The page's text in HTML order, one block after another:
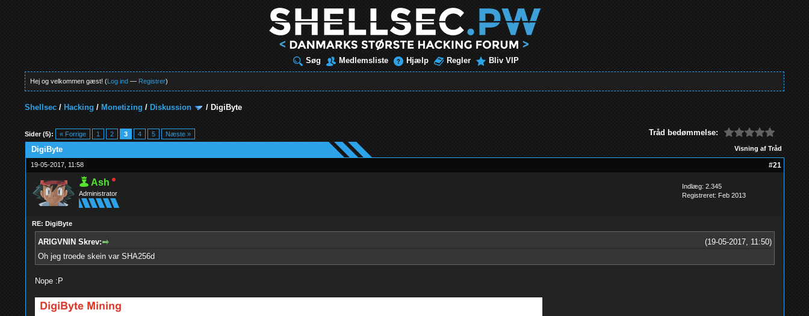
Søg Medlemsliste Hjælp Regler Bliv VIP
Hej og velkommen gæst! (Log ind — Registrer)
Shellsec / Hacking / Monetizing / Diskussion / DigiByte
Sider (5): « Forrige 1 2 3 4 5 Næste » Tråd bedømmelse:
0 Stemmer - 0 Gennemsnit
12345
Visning af Tråd
DigiByte
19-05-2017, 11:58 #21
Ash
Administrator
Indlæg: 2.345
Registreret: Feb 2013
RE: DigiByte
(19-05-2017, 11:50)
ARIGVNIN Skrev:
Oh jeg troede skein var SHA256d
Nope :P